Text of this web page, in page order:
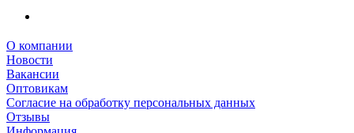
О компании
Новости
Вакансии
Оптовикам
Cогласие на обработку персональных данных
Отзывы